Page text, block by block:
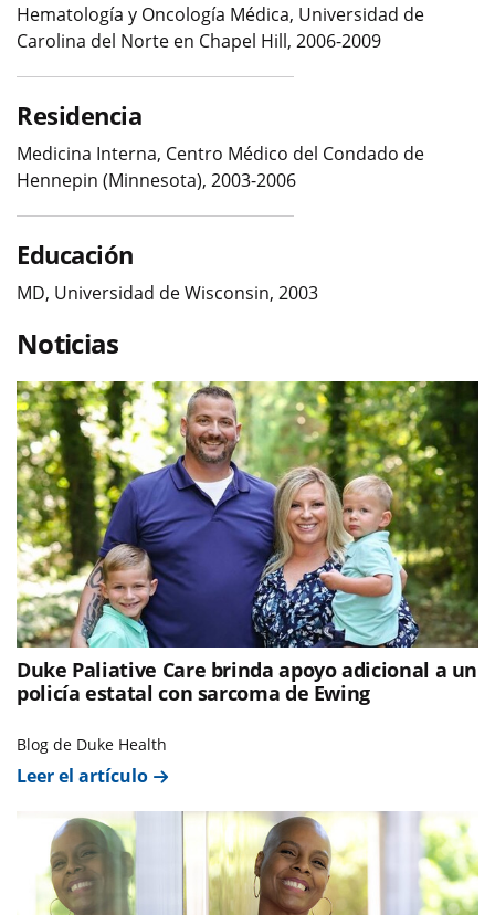
Hematología y Oncología Médica, Universidad de
Carolina del Norte en Chapel Hill, 2006-2009
Residencia
Medicina Interna, Centro Médico del Condado de
Hennepin (Minnesota), 2003-2006
Educación
MD, Universidad de Wisconsin, 2003
Noticias
Duke Paliative Care brinda apoyo adicional a un
policía estatal con sarcoma de Ewing
Blog de Duke Health
Leer el artículo